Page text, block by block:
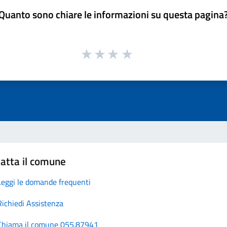
sono chiare le informazioni su questa
il comune
le domande frequenti
Assistenza
il comune 055.87941